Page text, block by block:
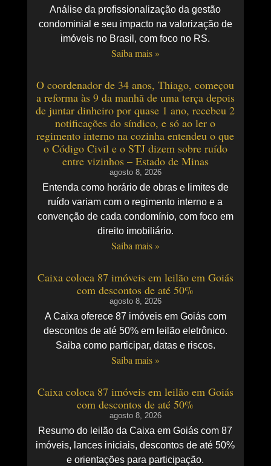
Análise da profissionalização da gestão
condominial e seu impacto na valorização de
imóveis no Brasil, com foco no RS.
Saiba mais »
O coordenador de 34 anos, Thiago, começou
a reforma às 9 da manhã de uma terça depois
de juntar dinheiro por quase 1 ano, recebeu 2
notificações do síndico, e só ao ler o
regimento interno na cozinha entendeu o que
o Código Civil e o STJ dizem sobre ruído
entre vizinhos – Estado de Minas
agosto 8, 2026
Entenda como horário de obras e limites de
ruído variam com o regimento interno e a
convenção de cada condomínio, com foco em
direito imobiliário.
Saiba mais »
Caixa coloca 87 imóveis em leilão em Goiás
com descontos de até 50%
agosto 8, 2026
A Caixa oferece 87 imóveis em Goiás com
descontos de até 50% em leilão eletrônico.
Saiba como participar, datas e riscos.
Saiba mais »
Caixa coloca 87 imóveis em leilão em Goiás
com descontos de até 50%
agosto 8, 2026
Resumo do leilão da Caixa em Goiás com 87
imóveis, lances iniciais, descontos de até 50%
e orientações para participação.